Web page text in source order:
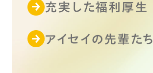
充実した福利厚生
アイセイの先輩たち